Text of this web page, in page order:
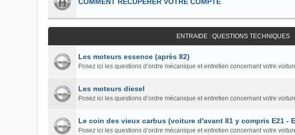
COMMENT RÉCUPÉRER VOTRE COMPTE
ENTRAIDE : QUESTIONS TECHNIQUES
Les moteurs essence (après 82)
Posez ici les questions d’ordre mécanique et entretien concernant votre
Les moteurs diesel
Posez ici les questions d’ordre mécanique et entretien concernant votre
Le coin des vieux carbus (voiture d'avant 81 y compris E21 -
Posez ici les questions d’ordre mécanique et entretien concernant votre